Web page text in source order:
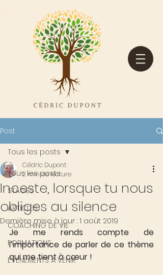
Post
Tous les posts
STAGES
ARTICLES
COACHING DE VIE
FORMATIONS
ÉVÉNEMENTS À VENIR
Tous les posts
Inceste, lorsque tu nous
obliges au silence
Cédric Dupont
2 min de lecture
Dernière mise à jour : 1 août 2019
Je me rends compte de
l’importance de parler de ce thème
qui me tient à cœur !